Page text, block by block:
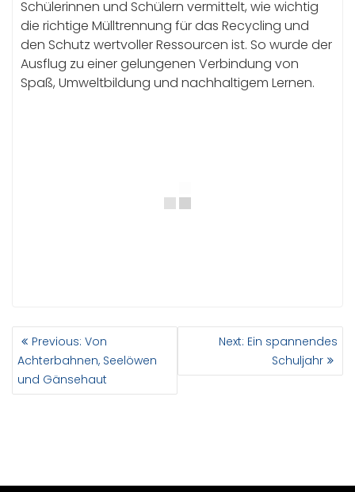
Schülerinnen und Schülern vermittelt, wie wichtig
die richtige Mülltrennung für das Recycling und
den Schutz wertvoller Ressourcen ist. So wurde der
Ausflug zu einer gelungenen Verbindung von
Spaß, Umweltbildung und nachhaltigem Lernen.
BEITRAGSNAVIGATION
Previous: Previous
post:
Von
Achterbahnen, Seelöwen
und Gänsehaut
Next: Next
post:
Ein spannendes
Schuljahr